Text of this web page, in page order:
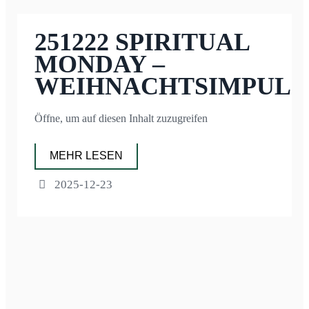
251222 SPIRITUAL
MONDAY –
WEIHNACHTSIMPULS
Öffne, um auf diesen Inhalt zuzugreifen
MEHR LESEN
2025-12-23